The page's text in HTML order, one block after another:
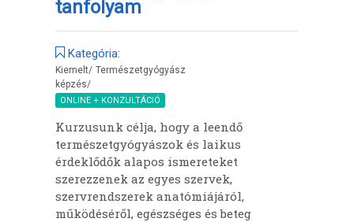
tanfolyam
Kategória:
Kiemelt/ Természetgyógyász
képzés/
ONLINE + KONZULTÁCIÓ
Kurzusunk célja, hogy a leendő
természetgyógyászok és laikus
érdeklődők alapos ismereteket
szerezzenek az egyes szervek,
szervrendszerek anatómiájáról,
működéséről, egészséges és beteg